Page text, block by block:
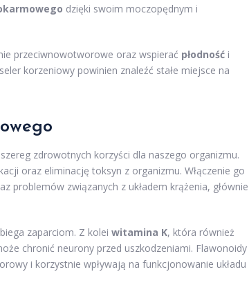
dzięki swoim moczopędnym i
przeciwnowotworowe oraz wspierać płodność i
korzeniowy powinien znaleźć stałe miejsce na
zdrowotnych korzyści dla naszego organizmu.
oraz eliminację toksyn z organizmu. Włączenie go
problemów związanych z układem krążenia, głównie
zaparciom. Z kolei witamina K, która również
chronić neurony przed uszkodzeniami. Flawonoidy
i korzystnie wpływają na funkcjonowanie układu